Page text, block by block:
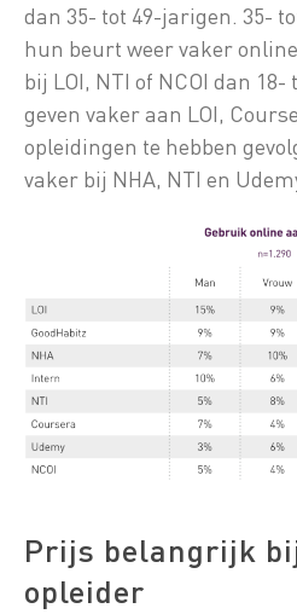
dan 35- tot 49-jarigen. 35-
hun beurt weer vaker
bij LOI, NTI of NCOI dan
geven vaker aan LOI,
opleidingen te hebben
vaker bij NHA, NTI en
Prijs belangrijk bij keuze
opleider